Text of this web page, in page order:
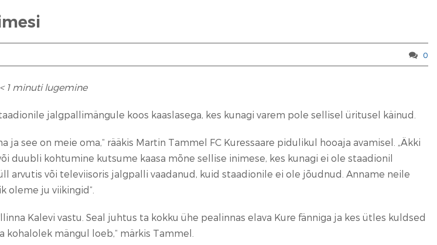
0
< 1 minuti lugemine
jalgpallimängule koos kaaslasega, kes kunagi varem pole sellisel üritusel käinud.
ja see on meie oma,“ rääkis Martin Tammel FC Kuressaare pidulikul hooaja avamisel. „Äkki
duubli kohtumine kutsume kaasa mõne sellise inimese, kes kunagi ei ole staadionil
arvutis või televiisoris jalgpalli vaadanud, kuid staadionile ei ole jõudnud. Anname neile
oleme ju viikingid“.
Kalevi vastu. Seal juhtus ta kokku ühe pealinnas elava Kure fänniga ja kes ütles kuldsed
mängul loeb,“ märkis Tammel.